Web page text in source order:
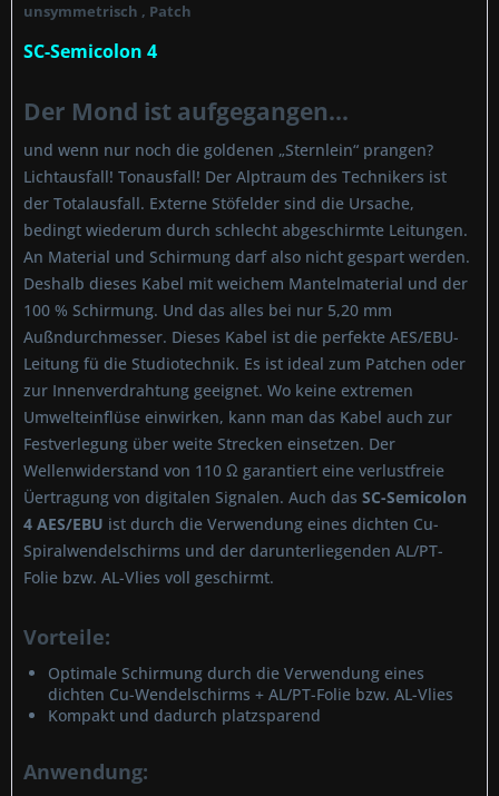
unsymmetrisch , Patch
SC-Semicolon 4
Der Mond ist aufgegangen...
und wenn nur noch die goldenen „Sternlein“ prangen?
Lichtausfall! Tonausfall! Der Alptraum des Technikers ist
der Totalausfall. Externe Stöfelder sind die Ursache,
bedingt wiederum durch schlecht abgeschirmte Leitungen.
An Material und Schirmung darf also nicht gespart werden.
Deshalb dieses Kabel mit weichem Mantelmaterial und der
100 % Schirmung. Und das alles bei nur 5,20 mm
Außndurchmesser. Dieses Kabel ist die perfekte AES/EBU-
Leitung fü die Studiotechnik. Es ist ideal zum Patchen oder
zur Innenverdrahtung geeignet. Wo keine extremen
Umwelteinflüse einwirken, kann man das Kabel auch zur
Festverlegung über weite Strecken einsetzen. Der
Wellenwiderstand von 110 Ω garantiert eine verlustfreie
Üertragung von digitalen Signalen. Auch das SC-Semicolon
4 AES/EBU ist durch die Verwendung eines dichten Cu-
Spiralwendelschirms und der darunterliegenden AL/PT-
Folie bzw. AL-Vlies voll geschirmt.
Vorteile:
Optimale Schirmung durch die Verwendung eines
dichten Cu-Wendelschirms + AL/PT-Folie bzw. AL-Vlies
Kompakt und dadurch platzsparend
Anwendung: